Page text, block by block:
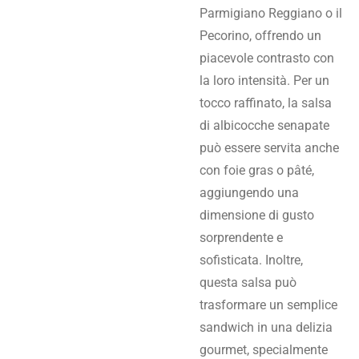
Parmigiano Reggiano o il
Pecorino, offrendo un
piacevole contrasto con
la loro intensità. Per un
tocco raffinato, la salsa
di albicocche senapate
può essere servita anche
con foie gras o pâté,
aggiungendo una
dimensione di gusto
sorprendente e
sofisticata. Inoltre,
questa salsa può
trasformare un semplice
sandwich in una delizia
gourmet, specialmente